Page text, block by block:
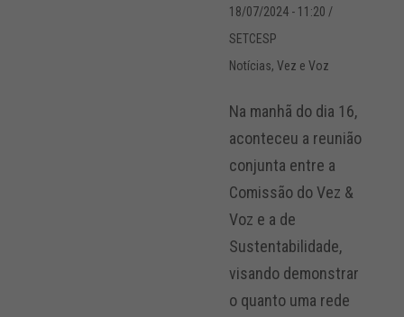
18/07/2024 - 11:20 /
SETCESP
Notícias, Vez e Voz
Na manhã do dia 16,
aconteceu a reunião
conjunta entre a
Comissão do Vez &
Voz e a de
Sustentabilidade,
visando demonstrar
o quanto uma rede